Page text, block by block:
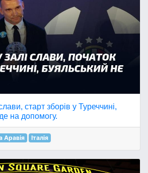
старт зборів у Туреччині,
на допомогу.
Аравія Італія